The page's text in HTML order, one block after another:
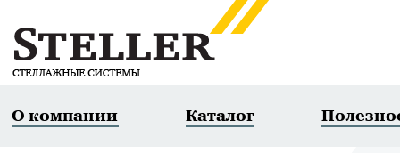
О компании Каталог